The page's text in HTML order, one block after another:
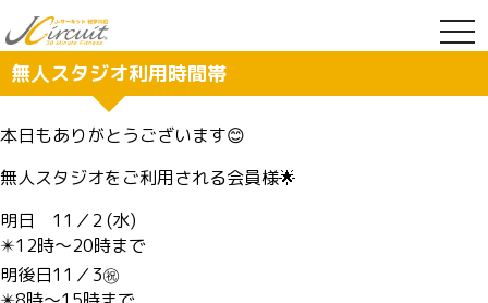
無人スタジオ利用時間帯
本日もありがとうございます😊
無人スタジオをご利用される会員様🌟
明日 11／2 (水)
✴️12時〜20時まで
明後日11／3㊗️